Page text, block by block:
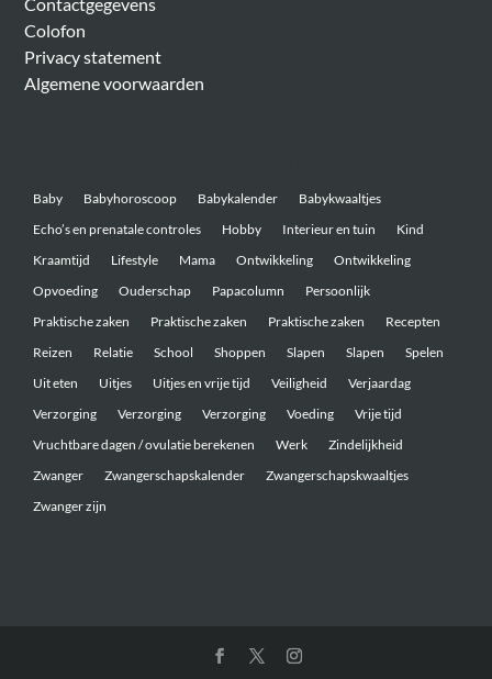
Contactgegevens
Colofon
Privacy statement
Algemene voorwaarden
Baby Babyhoroscoop Babykalender
Babykwaaltjes
Echo’s en prenatale controles
Hobby Interieur en tuin
Kind
Kraamtijd
Lifestyle Mama Ontwikkeling
Ontwikkeling
Opvoeding
Ouderschap Papacolumn
Persoonlijk
Praktische zaken
Praktische zaken Praktische zaken
Recepten
Reizen
Relatie School Shoppen Slapen Slapen
Spelen
Uit eten
Uitjes Uitjes en vrije tijd Veiligheid
Verjaardag
Verzorging
Verzorging Verzorging Voeding
Vrije tijd
Vruchtbare dagen / ovulatie berekenen
Werk
Zindelijkheid
Zwanger
Zwangerschapskalender
Zwangerschapskwaaltjes
Zwanger zijn